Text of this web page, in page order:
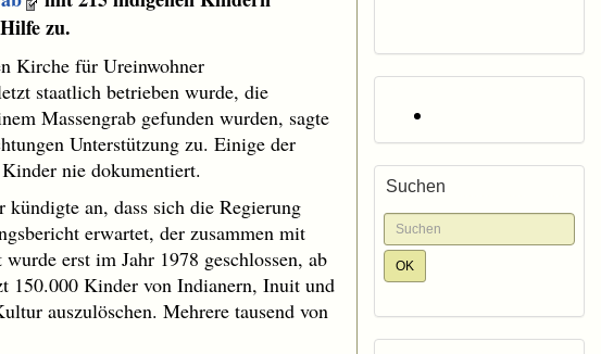
zu.
Kirche für Ureinwohner
staatlich betrieben wurde, die
Massengrab gefunden wurden, sagte
Unterstützung zu. Einige der
nie dokumentiert.
an, dass sich die Regierung
erwartet, der zusammen mit
erst im Jahr 1978 geschlossen, ab
150.000 Kinder von Indianern, Inuit und
auszulöschen. Mehrere tausend von
Suchen